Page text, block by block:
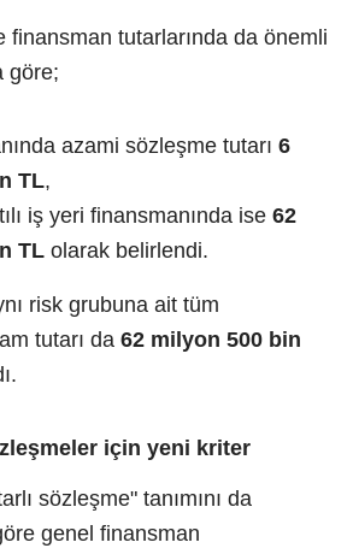
finansman tutarlarında da önemli
göre;
azami sözleşme tutarı 6
TL,
iş yeri finansmanında ise 62
TL olarak belirlendi.
risk grubuna ait tüm
tutarı da 62 milyon 500 bin
için yeni kriter
sözleşme" tanımını da
genel finansman